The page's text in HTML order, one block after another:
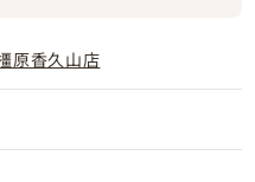
原香久山店